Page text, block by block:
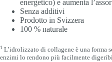
energetico) e aumenta
Senza additivi
Prodotto in Svizzera
100 % naturale
1 L’idrolizzato di collagene è una forma
enzimi lo rendono più facilmente